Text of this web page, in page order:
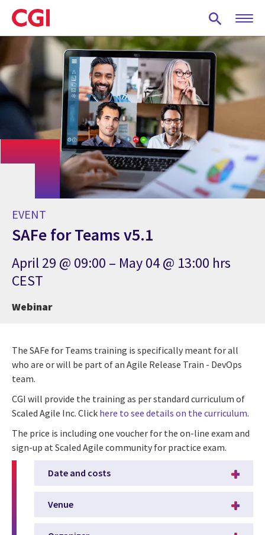
Skip
to
main
content
EVENT
SAFe for Teams v5.1
April 29 @ 09:00 – May 04 @ 13:00 hrs
CEST
Webinar
The SAFe for Teams training is specifically meant for all
who are or will be part of an Agile Release Train - DevOps
team.
CGI will provide the training as per standard curriculum of
Scaled Agile Inc. Click here to see details on the curriculum.
The price is including one voucher for the on-line exam and
sign-up at Scaled Agile community for practice exam.
Date and costs
Venue